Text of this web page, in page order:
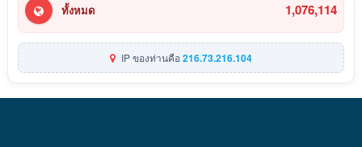
ทั้งหมด 1,076,114
IP ของท่านคือ216.73.216.104